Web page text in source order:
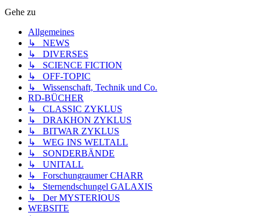
Gehe zu
Allgemeines
↳ NEWS
↳ DIVERSES
↳ SCIENCE FICTION
↳ OFF-TOPIC
↳ Wissenschaft, Technik und Co.
RD-BÜCHER
↳ CLASSIC ZYKLUS
↳ DRAKHON ZYKLUS
↳ BITWAR ZYKLUS
↳ WEG INS WELTALL
↳ SONDERBÄNDE
↳ UNITALL
↳ Forschungraumer CHARR
↳ Sternendschungel GALAXIS
↳ Der MYSTERIOUS
WEBSITE